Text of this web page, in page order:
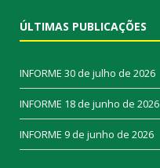
ÚLTIMAS PUBLICAÇÕES
INFORME 30 de julho de 2026
INFORME 18 de junho de 2026
INFORME 9 de junho de 2026